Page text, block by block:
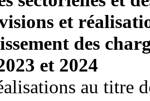
et
des
et 2024
au titre